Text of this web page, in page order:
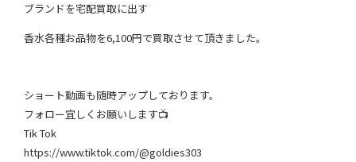
ブランドを宅配買取に出す
香水各種お品物を6,100円で買取させて頂きました。
ショート動画も随時アップしております。
フォロー宜しくお願いします📺
Tik Tok
https://www.tiktok.com/@goldies303